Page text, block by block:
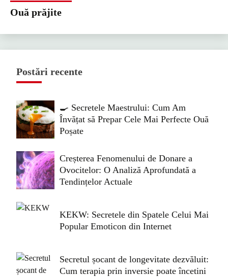
Ouă prăjite
Postări recente
🍳 Secretele Maestrului: Cum Am
Învățat să Prepar Cele Mai Perfecte Ouă
Poșate
Creșterea Fenomenului de Donare a
Ovocitelor: O Analiză Aprofundată a
Tendințelor Actuale
KEKW: Secretele din Spatele Celui Mai
Popular Emoticon din Internet
Secretul șocant de longevitate dezvăluit:
Cum terapia prin inversie poate încetini